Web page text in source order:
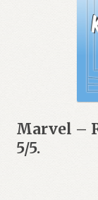
Marvel –
5/5.